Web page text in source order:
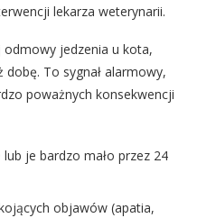
lekarza weterynarii.
odmowy jedzenia u kota,
dobę. To sygnał alarmowy,
poważnych konsekwencji
je bardzo mało przez 24
objawów (apatia,